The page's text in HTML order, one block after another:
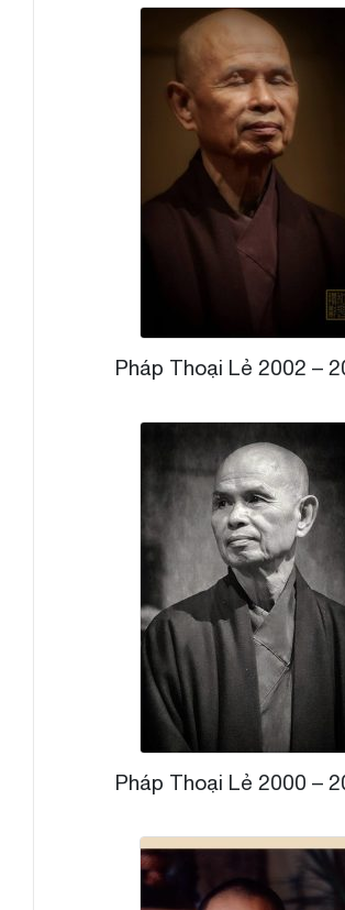
Pháp Thoại Lẻ 2002 –
Pháp Thoại Lẻ 2000 –